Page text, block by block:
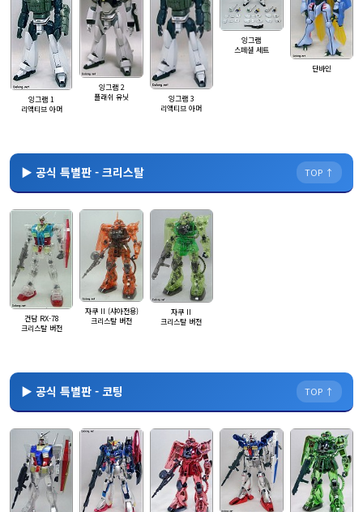
잉그램 1
리액티브 아머
잉그램 2
플래쉬 유닛
잉그램 3
리액티브 아머
잉그램
스페셜 세트
단바인
▶ 공식 특별판 - 크리스탈 TOP ↑
건담 RX-78
크리스탈 버전
자쿠 II (샤아전용)
크리스탈 버전
자쿠 II
크리스탈 버전
▶ 공식 특별판 - 코팅 TOP ↑